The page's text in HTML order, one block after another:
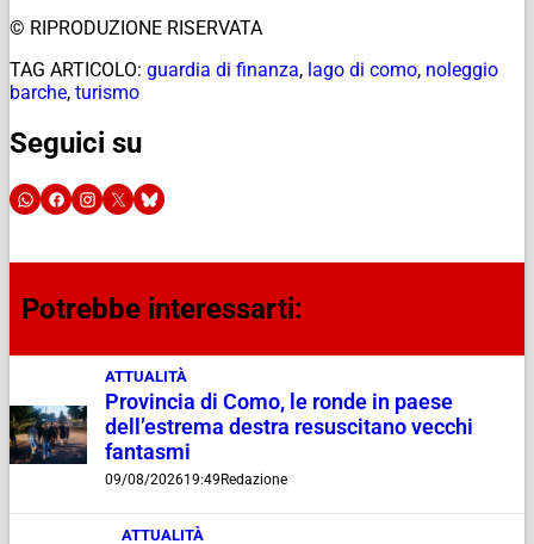
© RIPRODUZIONE RISERVATA
TAG ARTICOLO: guardia di finanza, lago di como, noleggio
barche, turismo
Seguici su
Potrebbe interessarti:
ATTUALITÀ
Provincia di Como, le ronde in paese
dell’estrema destra resuscitano vecchi
fantasmi
09/08/202619:49 Redazione
ATTUALITÀ